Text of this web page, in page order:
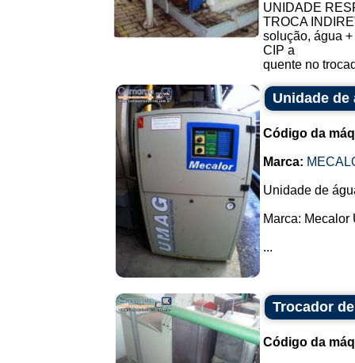
UNIDADE
TROCA
solução, água
CIP a
quente no
Unidade de
Código da
Marca:
Unidade de
Marca: Mecalor
...
Trocador
Código da